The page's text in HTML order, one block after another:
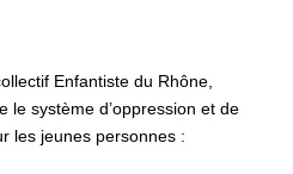
Enfantiste du Rhône,
le système d’oppression et de
les jeunes personnes :